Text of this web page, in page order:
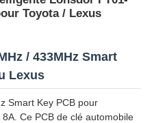
Toyota / Lexus
/ 433MHz Smart
Lexus
Smart Key PCB pour
Ce PCB de clé automobile